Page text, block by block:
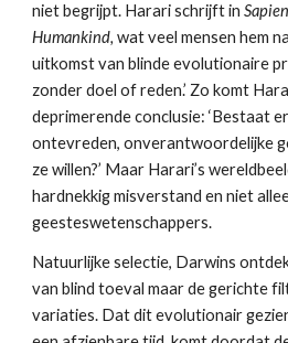
niet begrijpt. Harari schrijft in
Humankind, wat veel mensen hem
uitkomst van blinde evolutionaire
zonder doel of reden.’ Zo komt
deprimerende conclusie: ‘Bestaat
ontevreden, onverantwoordelijke
ze willen?’ Maar Harari’s
hardnekkig misverstand en niet
geesteswetenschappers.
Natuurlijke selectie, Darwins
van blind toeval maar de gerichte
variaties. Dat dit evolutionair